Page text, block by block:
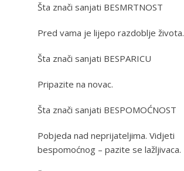
Šta znači sanjati BESMRTNOST
Pred vama je lijepo razdoblje života.
Šta znači sanjati BESPARICU
Pripazite na novac.
Šta znači sanjati BESPOMOĆNOST
Pobjeda nad neprijateljima. Vidjeti
bespomoćnog – pazite se lažljivaca.